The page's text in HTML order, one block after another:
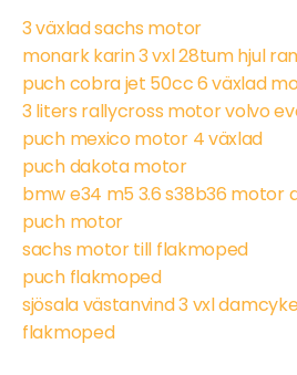
3 växlad sachs motor
monark karin 3 vxl 28tum hjul
puch cobra jet 50cc 6 växlad
3 liters rallycross motor volvo
puch mexico motor 4 växlad
puch dakota motor
bmw e34 m5 3.6 s38b36 motor
puch motor
sachs motor till flakmoped
puch flakmoped
sjösala västanvind 3 vxl
flakmoped